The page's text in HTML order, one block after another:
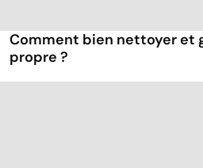
Comment bien nettoyer et
propre ?